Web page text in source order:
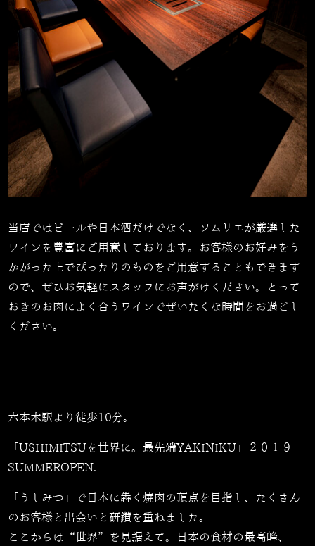
当店ではビールや日本酒だけでなく、ソムリエが厳選した
ワインを豊富にご用意しております。お客様のお好みをう
かがった上でぴったりのものをご用意することもできます
ので、ぜひお気軽にスタッフにお声がけください。とって
おきのお肉によく合うワインでぜいたくな時間をお過ごし
ください。
六本木駅より徒歩10分。
「USHIMITSUを世界に。最先端YAKINIKU」２０１９
SUMMEROPEN.
「うしみつ」で日本に犇く焼肉の頂点を目指し、たくさん
のお客様と出会いと研鑽を重ねました。
ここからは“世界”を見据えて。日本の食材の最高峰、